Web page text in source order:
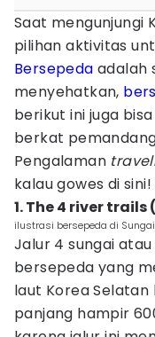
Saat mengunjungi
pilihan aktivitas
Bersepeda adalah
menyehatkan,
berikut ini juga
berkat
Pengalaman
kalau gowes di sini!
1. The 4 river
ilustrasi bersepeda di
Jalur 4 sungai atau
bersepeda yang
laut Korea
panjang hampir